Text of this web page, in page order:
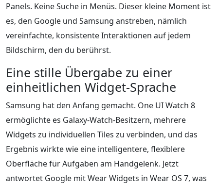
Panels. Keine Suche in Menüs. Dieser kleine Moment ist
es, den Google und Samsung anstreben, nämlich
vereinfachte, konsistente Interaktionen auf jedem
Bildschirm, den du berührst.
Eine stille Übergabe zu einer
einheitlichen Widget-Sprache
Samsung hat den Anfang gemacht. One UI Watch 8
ermöglichte es Galaxy-Watch-Besitzern, mehrere
Widgets zu individuellen Tiles zu verbinden, und das
Ergebnis wirkte wie eine intelligentere, flexiblere
Oberfläche für Aufgaben am Handgelenk. Jetzt
antwortet Google mit Wear Widgets in Wear OS 7, was